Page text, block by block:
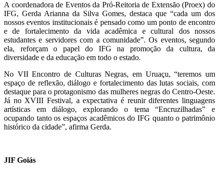
A coordenadora de Eventos da Pró-Reitoria de Extensão (Proex) do
IFG, Gerda Arianna da Silva Gomes, destaca que “cada um dos
nossos eventos institucionais é pensado como um ponto de encontro
e de fortalecimento da vida acadêmica e cultural dos nossos
estudantes e servidores com a comunidade”. Os eventos, segundo
ela, reforçam o papel do IFG na promoção da cultura, da
diversidade e da educação em todo o estado.
No VII Encontro de Culturas Negras, em Uruaçu, “teremos um
espaço de reflexão, diálogo e fortalecimento das lutas sociais, com
destaque para o protagonismo das mulheres negras do Centro-Oeste.
Já no XVIII Festival, a expectativa é reunir diferentes linguagens
artísticas em diálogo, explorando o tema “Encruzilhadas” e
ocupando tanto os espaços acadêmicos do IFG quanto o patrimônio
histórico da cidade”, afirma Gerda.
JIF Goiás